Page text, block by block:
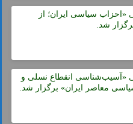
سیاسی ایران؛ از
شد.
«آسیب‌شناسی انقطاع نسلی و
معاصر ایران» برگزار شد.